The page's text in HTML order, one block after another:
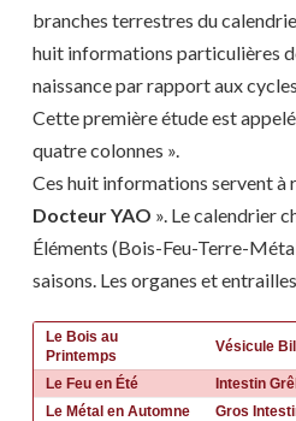
branches terrestres du
huit informations particulières
naissance par rapport aux
Cette première étude est
quatre colonnes ».
Ces huit informations servent à
Docteur YAO ». Le calendrier
Éléments (Bois-Feu-Terre-
saisons. Les organes et
Le Bois au
Printemps
Vésicule
Le Feu en Été Intestin
Le Métal en Automne
Gros